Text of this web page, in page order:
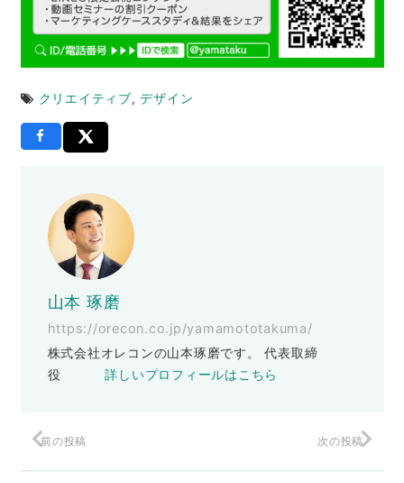
クリエイティブ,デザイン
山本 琢磨
https://orecon.co.jp/yamamototakuma/
株式会社オレコンの山本琢磨です。 代表取締
役詳しいプロフィールはこちら
前の投稿 次の投稿